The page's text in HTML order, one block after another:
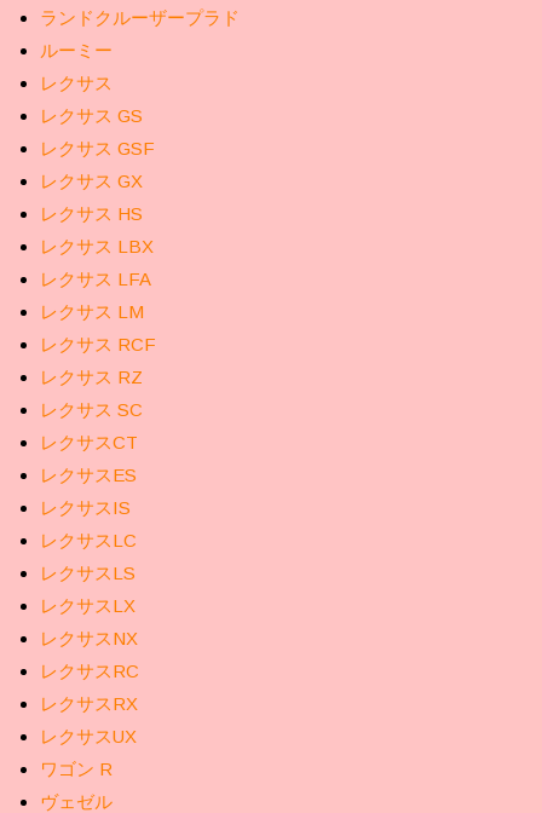
ランドクルーザープラド
ルーミー
レクサス
レクサス GS
レクサス GSF
レクサス GX
レクサス HS
レクサス LBX
レクサス LFA
レクサス LM
レクサス RCF
レクサス RZ
レクサス SC
レクサスCT
レクサスES
レクサスIS
レクサスLC
レクサスLS
レクサスLX
レクサスNX
レクサスRC
レクサスRX
レクサスUX
ワゴン R
ヴェゼル